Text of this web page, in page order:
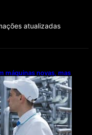
atualizadas
máquinas novas, mas
avança lentamente